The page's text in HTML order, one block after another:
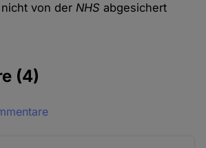
von derNHS abgesichert
(4)